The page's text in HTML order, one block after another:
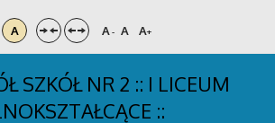
A A- A A+
SZKÓŁ NR 2 :: I LICEUM
::